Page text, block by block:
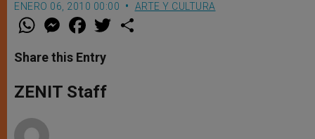
ENERO 06, 2010 00:00 ARTE Y CULTURA
W
t
s
p
p
M
e
s
e
g
e
F
a
e
b
o
k
w
Share this Entry
ZENIT Staff